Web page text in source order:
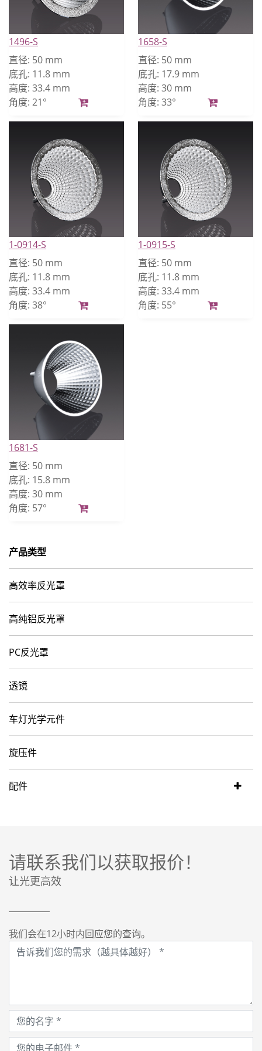
1496-S
直径: 50 mm
底孔: 11.8 mm
高度: 33.4 mm
角度: 21°
1658-S
直径: 50 mm
底孔: 17.9 mm
高度: 30 mm
角度: 33°
1-0914-S
直径: 50 mm
底孔: 11.8 mm
高度: 33.4 mm
角度: 38°
1-0915-S
直径: 50 mm
底孔: 11.8 mm
高度: 33.4 mm
角度: 55°
1681-S
直径: 50 mm
底孔: 15.8 mm
高度: 30 mm
角度: 57°
产品类型
高效率反光罩
高纯铝反光罩
PC反光罩
透镜
车灯光学元件
旋压件
配件
请联系我们以获取报价！
让光更高效
我们会在12小时内回应您的查询。